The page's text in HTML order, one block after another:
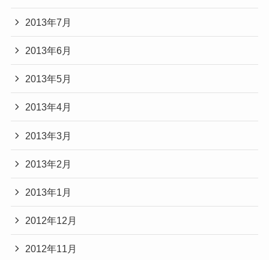
2013年7月
2013年6月
2013年5月
2013年4月
2013年3月
2013年2月
2013年1月
2012年12月
2012年11月